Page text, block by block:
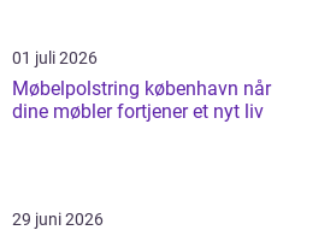
01 juli 2026
Møbelpolstring københavn når
dine møbler fortjener et nyt liv
29 juni 2026